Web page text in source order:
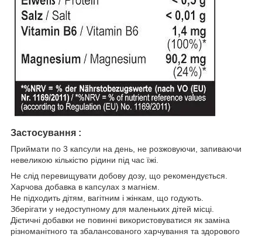
Застосування :
Приймати по 3 капсули на день, не розжовуючи, запиваючи
невеликою кількістю рідини під час їжі.
Не слід перевищувати добову дозу, що рекомендується.
Харчова добавка в капсулах з магнієм.
Не підходить дітям, вагітним і жінкам, що годують.
Зберігати у недоступному для маленьких дітей місці.
Дієтичні добавки не повинні використовуватися як заміна
різноманітного та збалансованого харчування та здорового